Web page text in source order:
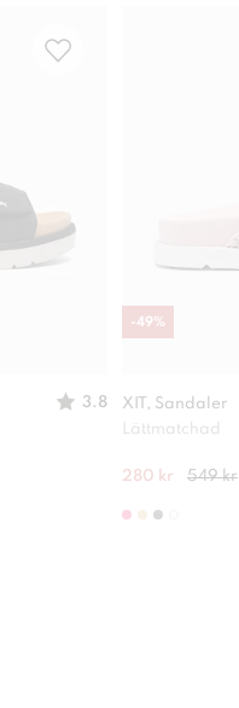
3.8
XIT, Sandaler
Lättmatchad
280 kr 549 kr
-49%